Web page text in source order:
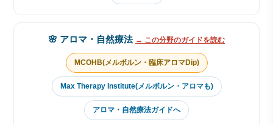
🌸 アロマ・自然療法 → この分野のガイドを読む
MCOHB(メルボルン・臨床アロマDip)
Max Therapy Institute(メルボルン・アロマも)
アロマ・自然療法ガイドへ